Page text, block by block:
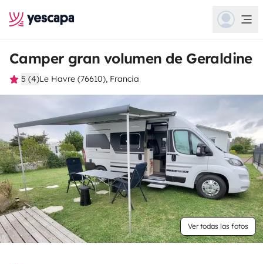
Camper gran volumen de Geraldine
5 (4)Le Havre (76610), Francia
Ver todas las fotos